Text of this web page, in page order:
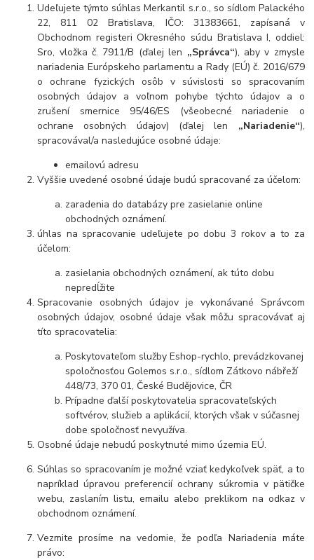
Udeľujete týmto súhlas Merkantil s.r.o., so sídlom Palackého
22, 811 02 Bratislava, IČO: 31383661, zapísaná v
Obchodnom registeri Okresného súdu Bratislava I, oddiel:
Sro, vložka č. 7911/B (ďalej len „Správca“), aby v zmysle
nariadenia Európskeho parlamentu a Rady (EÚ) č. 2016/679
o ochrane fyzických osôb v súvislosti so spracovaním
osobných údajov a voľnom pohybe týchto údajov a o
zrušení smernice 95/46/ES (všeobecné nariadenie o
ochrane osobných údajov) (ďalej len „Nariadenie“),
spracovával/a nasledujúce osobné údaje:
emailovú adresu
Vyššie uvedené osobné údaje budú spracované za účelom:
zaradenia do databázy pre zasielanie online
obchodných oznámení.
úhlas na spracovanie udeľujete po dobu 3 rokov a to za
účelom:
zasielania obchodných oznámení, ak túto dobu
nepredĺžite
Spracovanie osobných údajov je vykonávané Správcom
osobných údajov, osobné údaje však môžu spracovávať aj
títo spracovatelia:
Poskytovateľom služby Eshop-rychlo, prevádzkovanej
spoločnosťou Golemos s.r.o., sídlom Zátkovo nábřeží
448/73, 370 01, České Budějovice, ČR
Prípadne ďalší poskytovatelia spracovateľských
softvérov, služieb a aplikácií, ktorých však v súčasnej
dobe spoločnosť nevyužíva.
Osobné údaje nebudúposkytnuté mimo územia EÚ.
Súhlas so spracovaním je možné vziať kedykoľvek späť, a to
napríklad úpravou preferencií ochrany súkromia v pätičke
webu, zaslaním listu, emailu alebo preklikom na odkaz v
obchodnom oznámení.
Vezmite prosíme na vedomie, že podľa Nariadenia máte
právo: